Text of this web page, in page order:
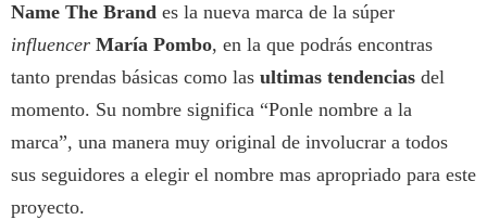
Name The Brand es la nueva marca de la súper
influencer María Pombo, en la que podrás encontras
tanto prendas básicas como las ultimas tendencias del
momento. Su nombre significa “Ponle nombre a la
marca”, una manera muy original de involucrar a todos
sus seguidores a elegir el nombre mas apropriado para este
proyecto.